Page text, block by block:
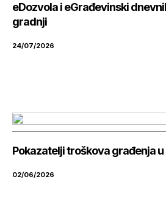
eDozvola i eGrađevinski
gradnji
24/07/2026
Pokazatelji troškova građenja
02/06/2026